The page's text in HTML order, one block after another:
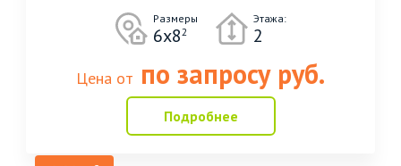
Размеры
6х82
Этажа:
2
Цена от по запросу руб.
Подробнее